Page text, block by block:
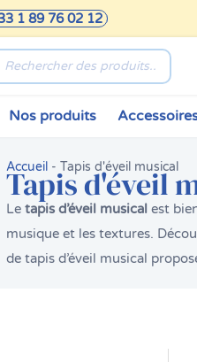
1 89 76 02 12
Nos produits
Accueil - Tapis d'éveil musical
Tapis d'éveil
Le tapis d’éveil musical est
musique et les textures.
de tapis d’éveil musical